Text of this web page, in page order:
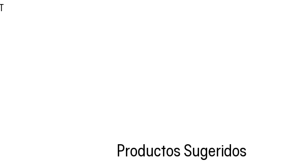
Productos Sugeridos